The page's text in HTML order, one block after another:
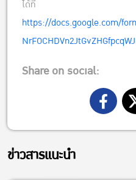
ได้ที่
https://docs.google.com/
Share on social:
ข่าวสารแนะนำ